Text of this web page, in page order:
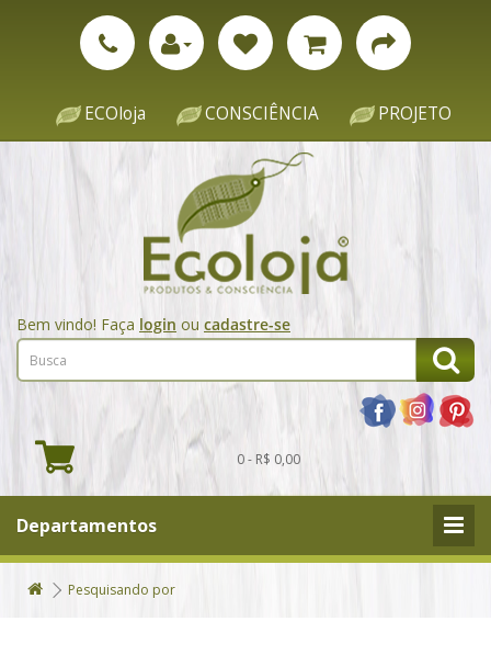
ECOloja CONSCIÊNCIA PROJETO
Bem vindo! Faça login ou cadastre-se
0 - R$ 0,00
Departamentos
Pesquisando por